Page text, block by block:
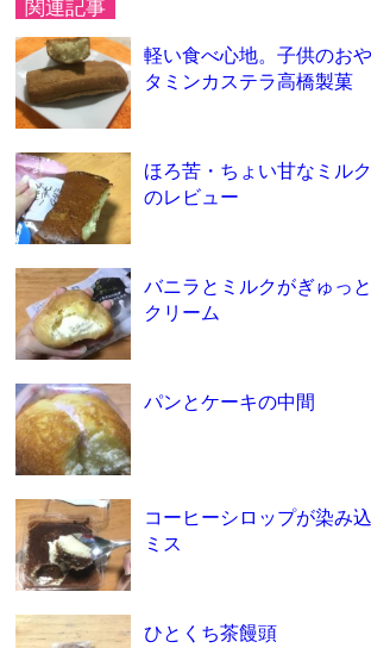
関連記事
軽い食べ心地。子供のお
タミンカステラ高橋製菓
ほろ苦・ちょい甘なミル
のレビュー
バニラとミルクがぎゅっ
クリーム
パンとケーキの中間
コーヒーシロップが染み
ミス
ひとくち茶饅頭